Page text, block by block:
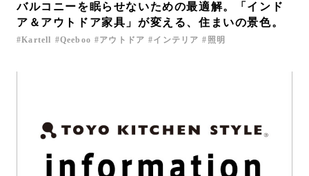
サポート
LANGUAGE :
JP
バルコニーを眠らせないための最適解。「インド
ア＆アウトドア家具」が変える、住まいの景色。
Kartell Qeeboo アウトドア インテリア 照明